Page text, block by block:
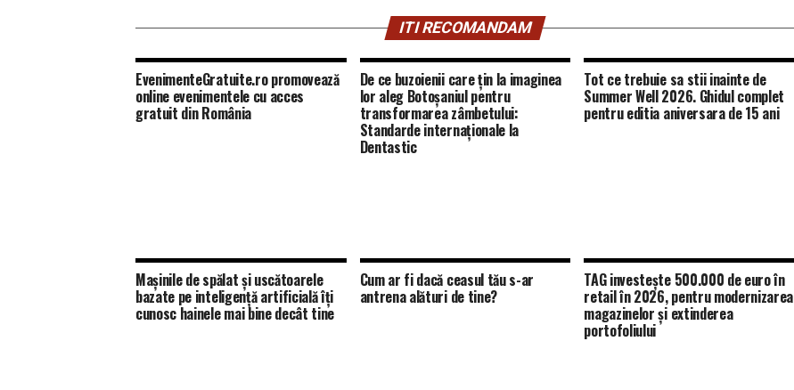
ITI RECOMANDAM
EvenimenteGratuite.ro promovează
online evenimentele cu acces
gratuit din România
De ce buzoienii care țin la imaginea
lor aleg Botoșaniul pentru
transformarea zâmbetului:
Standarde internaționale la
Dentastic
Tot ce trebuie sa stii inainte de
Summer Well 2026. Ghidul complet
pentru editia aniversara de 15 ani
Mașinile de spălat și uscătoarele
bazate pe inteligență artificială îți
cunosc hainele mai bine decât tine
Cum ar fi dacă ceasul tău s-ar
antrena alături de tine?
TAG investește 500.000 de euro în
retail în 2026, pentru modernizarea
magazinelor și extinderea
portofoliului